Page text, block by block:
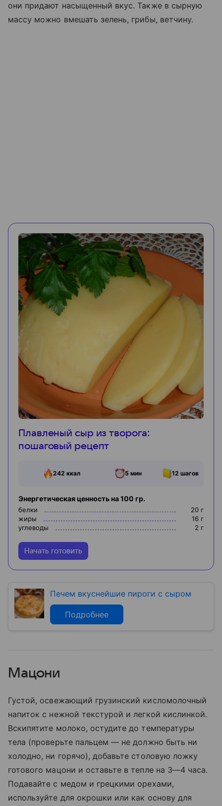
они придают насыщенный вкус. Также в сырную
массу можно вмешать зелень, грибы, ветчину.
Плавленый сыр из творога:
пошаговый рецепт
242 ккал 5 мин 12 шагов
Энергетическая ценность на 100 гр.
белки 20 г
жиры
16 г
углеводы
2 г
Начать готовить
Печем вкуснейшие пироги с сыром
Подробнее
Мацони
Густой, освежающий грузинский кисломолочный
напиток с нежной текстурой и легкой кислинкой.
Вскипятите молоко, остудите до температуры
тела (проверьте пальцем — не должно быть ни
холодно, ни горячо), добавьте столовую ложку
готового мацони и оставьте в тепле на 3—4 часа.
Подавайте с медом и грецкими орехами,
используйте для окрошки или как основу для